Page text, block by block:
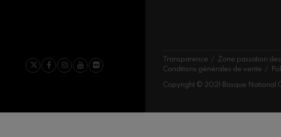
Transparence Zone passation
Conditions générales de vente
Copyright © 2021 Basque National